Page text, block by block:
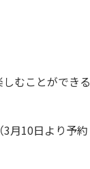
むことができる
月10日より予約